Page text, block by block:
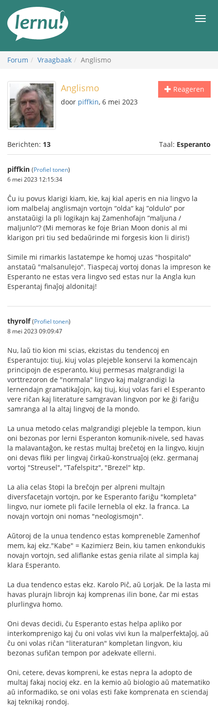
inhoud
Forum Vraagbaak Anglismo
Reageren
Anglismo
door piffkin, 6 mei 2023
Berichten: 13 Taal: Esperanto
piffkin (Profiel tonen)
6 mei 2023 12:15:34
Ĉu iu povus klarigi kiam, kie, kaj kial aperis en nia lingvo la
iom malbelaj anglismajn vortojn “olda“ kaj ”oldulo“ por
anstataŭigi la pli logikajn kaj Zamenhofajn ”maljuna /
maljunlo“? (Mi memoras ke foje Brian Moon donis al mi
klarigon pri tiu sed bedaŭrinde mi forgesis kion li diris!)
Simile mi rimarkis lastatempe ke homoj uzas "hospitalo"
anstataŭ "malsanulejo". Tiaspecaj vortoj donas la impreson ke
Esperanto ne estas vera lingvo sed estas nur la Angla kun
Esperantaj finaĵoj aldonitaj!
thyrolf (Profiel tonen)
8 mei 2023 09:09:47
Nu, laŭ tio kion mi scias, ekzistas du tendencoj en
Esperantujo: tiuj, kiuj volas plejeble konservi la komencajn
principojn de esperanto, kiuj permesas malgrandigi la
vorttrezoron de "normala" lingvo kaj malgrandigi la
lernendajn gramatikaĵojn, kaj tiuj, kiuj volas fari el Esperanto
vere riĉan kaj literature samgravan lingvon por ke ĝi fariĝu
samranga al la altaj lingvoj de la mondo.
La unua metodo celas malgrandigi plejeble la tempon, kiun
oni bezonas por lerni Esperanton komunik-nivele, sed havas
la malavantaĝon, ke restas multaj breĉetoj en la lingvo, kiujn
oni devas fliki per lingvaj ĉirkaŭ-konstruaĵoj (ekz. germanaj
vortoj "Streusel", "Tafelspitz", "Brezel" ktp.
La alia celas ŝtopi la breĉojn per alpreni multajn
diversfacetajn vortojn, por ke Esperanto fariĝu "kompleta"
lingvo, nur iomete pli facile lernebla ol ekz. la franca. La
novajn vortojn oni nomas "neologismojn".
Aŭtoroj de la unua tendenco estas kompreneble Zamenhof
mem, kaj ekz."Kabe" = Kazimierz Bein, kiu tamen enkondukis
novajn vortojn, sed aliflanke estas genia rilate al simpla kaj
klara Esperanto.
La dua tendenco estas ekz. Karolo Piĉ, aŭ Lorjak. De la lasta mi
havas plurajn librojn kaj komprenas ilin bone, ĉar mi estas
plurlingva homo.
Oni devas decidi, ĉu Esperanto estas helpa apliko por
interkomprenigo kaj ĉu oni volas vivi kun la malperfektaĵoj, aŭ
ĉu oni volas riĉan "literaturan" kompletan lingvon, kiu
bezonas sufiĉan tempon por adekvate ellerni.
Oni, cetere, devas kompreni, ke estas nepra la adopto de
multaj fakaj nocioj ekz. en la kemio aŭ biologio aŭ matematiko
aŭ informadiko, se oni volas esti fake komprenata en sciendaj
kaj teknikaj rondoj.